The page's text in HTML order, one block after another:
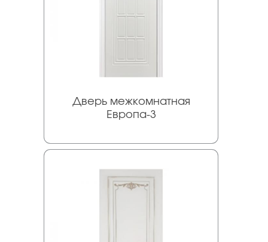
Дверь межкомнатная
Европа-3